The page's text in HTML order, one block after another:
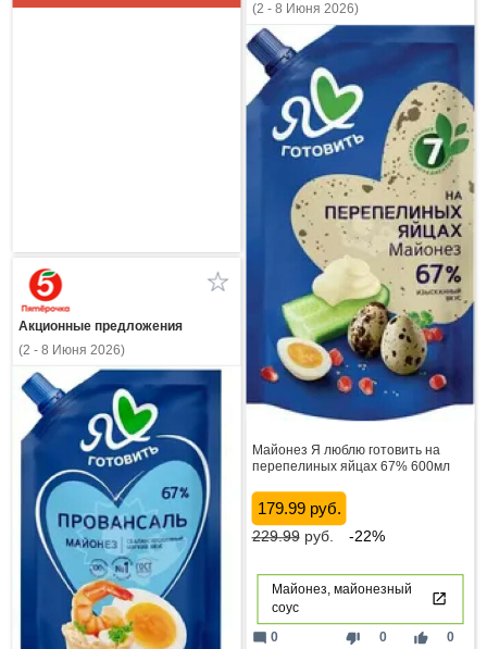
(2 - 8 Июня 2026)
Майонез Я люблю готовить на
перепелиных яйцах 67% 600мл
179.99 руб.
229.99руб. -22%
Майонез, майонезный
соус
thumb_down 0 thumb_up 0
mode_comment 0
Акционные предложения
(2 - 8 Июня 2026)